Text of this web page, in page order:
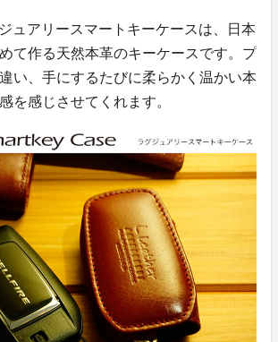
ュアリースマートキーケースは、日本
て作る天然本革のキーケースです。プ
い、手にするたびに柔らかく温かい本
を感じさせてくれます。